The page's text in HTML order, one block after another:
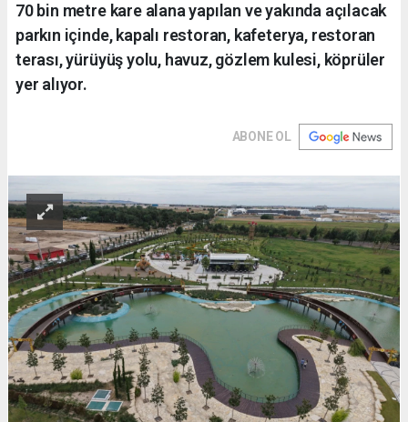
70 bin metre kare alana yapılan ve yakında açılacak
parkın içinde, kapalı restoran, kafeterya, restoran
terası, yürüyüş yolu, havuz, gözlem kulesi, köprüler
yer alıyor.
ABONE OL